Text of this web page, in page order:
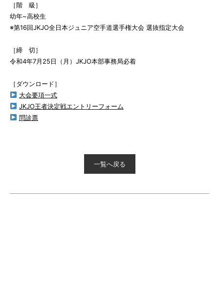
［階 級］
幼年~高校生
※第16回JKJO全日本ジュニア空手道選手権大会 選抜指定大会
［締 切］
令和4年7月25日（月）JKJO本部事務局必着
［ダウンロード］
大会要項一式
JKJO王者決定戦エントリーフォーム
問診票
一覧へ戻る